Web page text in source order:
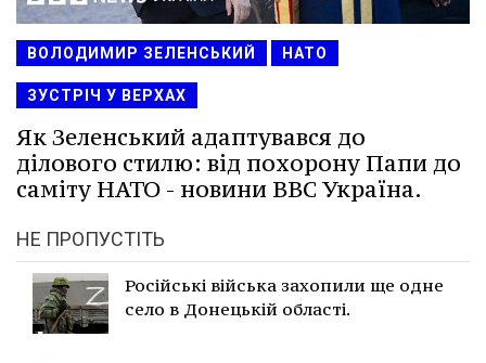
ВОЛОДИМИР ЗЕЛЕНСЬКИЙ НАТО
ЗУСТРІЧ У ВЕРХАХ
Як Зеленський адаптувався до
ділового стилю: від похорону Папи до
саміту НАТО - новини BBC Україна.
НЕ ПРОПУСТІТЬ
Російські війська захопили ще одне
село в Донецькій області.